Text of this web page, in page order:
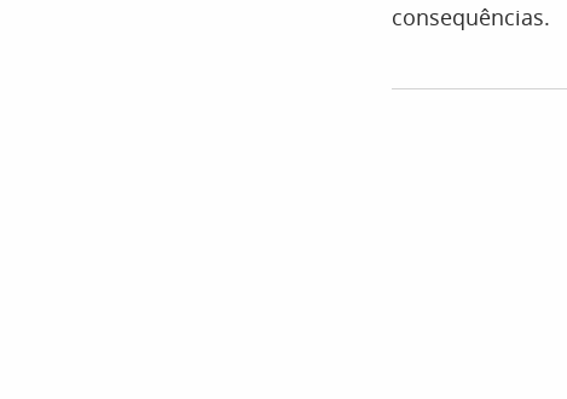
consequências.